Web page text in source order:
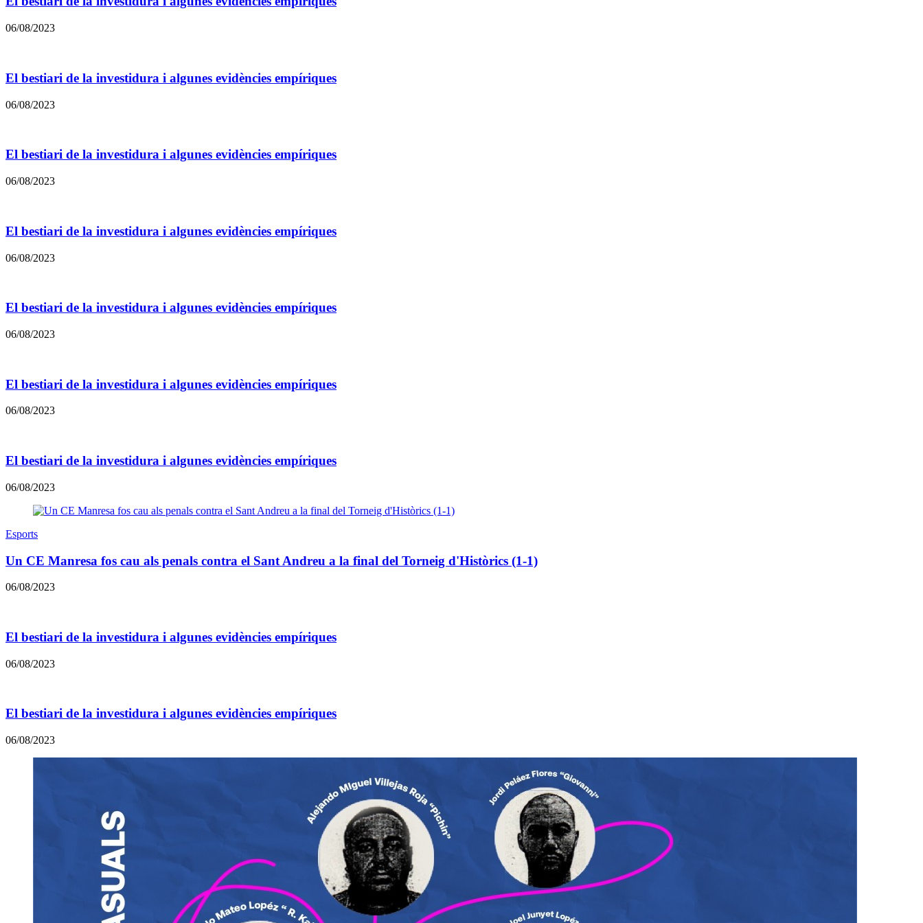
06/08/2023
El bestiari de la investidura i algunes evidències empíriques
06/08/2023
El bestiari de la investidura i algunes evidències empíriques
06/08/2023
El bestiari de la investidura i algunes evidències empíriques
06/08/2023
El bestiari de la investidura i algunes evidències empíriques
06/08/2023
El bestiari de la investidura i algunes evidències empíriques
06/08/2023
El bestiari de la investidura i algunes evidències empíriques
06/08/2023
Esports
Un CE Manresa fos cau als penals contra el Sant Andreu a la final del Torneig d'Històrics (1-1)
06/08/2023
El bestiari de la investidura i algunes evidències empíriques
06/08/2023
El bestiari de la investidura i algunes evidències empíriques
06/08/2023